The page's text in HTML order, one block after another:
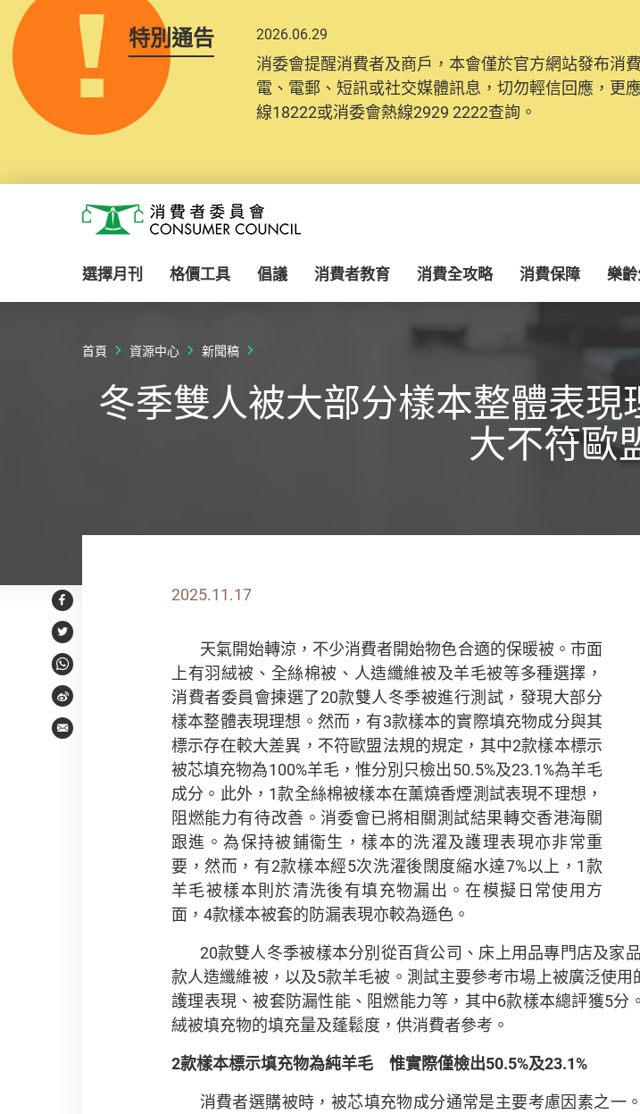
特別通告 2026.06.29
消委會提醒消費者及商戶，本會僅於官方網站發布消
電、電郵、短訊或社交媒體訊息，切勿輕信回應，更
線18222或消委會熱線2929 2222查詢。
消費者委員會
選擇月刊 格價工具 倡議 消費者教育 消費全攻略 消費保障 樂
首頁 資源中心 新聞稿
冬季雙人被大部分樣本整體表
大不符歐
Facebook
Twitter
WhatsApp
Weibo
Email
2025.11.17
天氣開始轉涼，不少消費者開始物色合適的保暖被。市面
上有羽絨被、全絲棉被、人造纖維被及羊毛被等多種選擇，
消費者委員會揀選了20款雙人冬季被進行測試，發現大部分
樣本整體表現理想。然而，有3款樣本的實際填充物成分與其
標示存在較大差異，不符歐盟法規的規定，其中2款樣本標示
被芯填充物為100%羊毛，惟分別只檢出50.5%及23.1%為羊毛
成分。此外，1款全絲棉被樣本在薰燒香煙測試表現不理想，
阻燃能力有待改善。消委會已將相關測試結果轉交香港海關
跟進。為保持被鋪衞生，樣本的洗濯及護理表現亦非常重
要，然而，有2款樣本經5次洗濯後闊度縮水達7%以上，1款
羊毛被樣本則於清洗後有填充物漏出。在模擬日常使用方
面，4款樣本被套的防漏表現亦較為遜色。
20款雙人冬季被樣本分別從百貨公司、床上用品專門店及家
款人造纖維被，以及5款羊毛被。測試主要參考市場上被廣泛使
護理表現、被套防漏性能、阻燃能力等，其中6款樣本總評獲5
絨被填充物的填充量及蓬鬆度，供消費者參考。
2款樣本標示填充物為純羊毛 惟實際僅檢出50.5%及23.1%
消費者選購被時，被芯填充物成分通常是主要考慮因素之